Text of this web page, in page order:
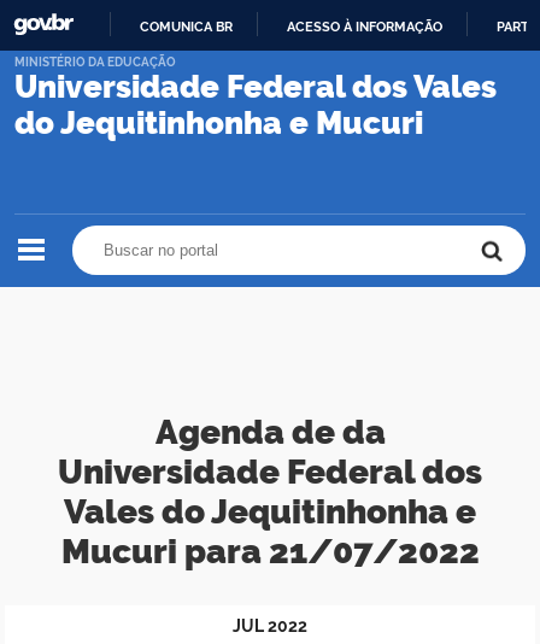
PARA
CONTEÚDO
COMUNICA BR ACESSO À INFORMAÇÃO
Universidade Federal dos Vales
do Jequitinhonha e Mucuri
MINISTÉRIO DA EDUCAÇÃO
Agenda de da
Universidade Federal dos
Vales do Jequitinhonha e
Mucuri para 21/07/2022
JUL2022